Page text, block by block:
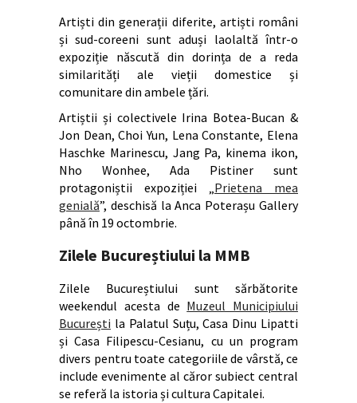
Artiști din generații diferite, artiști români
și sud-coreeni sunt aduși laolaltă într-o
expoziție născută din dorința de a reda
similarități ale vieții domestice și
comunitare din ambele țări.
Artiștii și colectivele Irina Botea-Bucan &
Jon Dean, Choi Yun, Lena Constante, Elena
Haschke Marinescu, Jang Pa, kinema ikon,
Nho Wonhee, Ada Pistiner sunt
protagoniștii expoziției „Prietena mea
genială”, deschisă la Anca Poterașu Gallery
până în 19 octombrie.
Zilele Bucureștiului la MMB
Zilele Bucureștiului sunt sărbătorite
weekendul acesta de Muzeul Municipiului
București la Palatul Suțu, Casa Dinu Lipatti
și Casa Filipescu-Cesianu, cu un program
divers pentru toate categoriile de vârstă, ce
include evenimente al căror subiect central
se referă la istoria și cultura Capitalei.